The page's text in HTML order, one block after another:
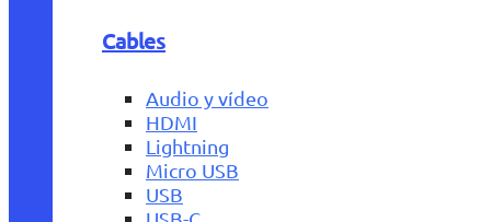
Cables
Audio y vídeo
HDMI
Lightning
Micro USB
USB